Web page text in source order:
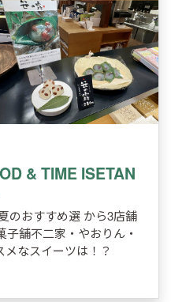
& TIME ISETAN
のおすすめ選 から3店舗
舗不二家・やおりん・
なスイーツは！？